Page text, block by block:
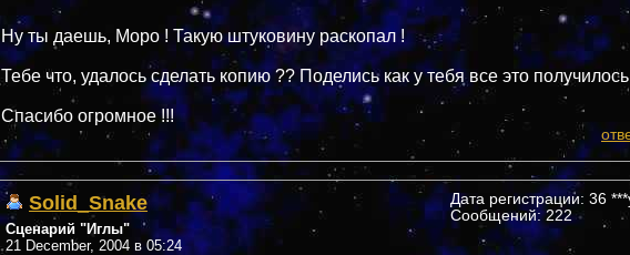
Ну ты даешь, Моро ! Такую штуковину раскопал !
Тебе что, удалось сделать копию ?? Поделись как у тебя все это
Спасибо огромное !!!
Solid_Snake
Сценарий "Иглы"
21 December, 2004 в 05:24
Дата регистрации: 36
Сообщений: 222